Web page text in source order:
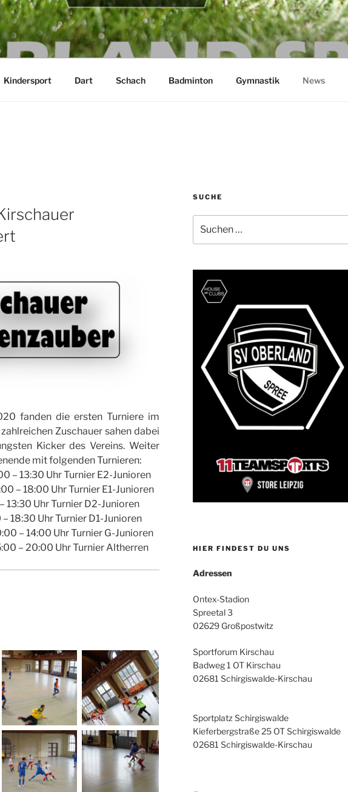
SPREE E.V.
Kindersport Dart Schach Badminton Gymnastik News
fanden die ersten Turniere im
Zuschauer sahen dabei
Kicker des Vereins. Weiter
mit folgenden Turnieren:
– 13:30 Uhr Turnier E2-Junioren
– 18:00 Uhr Turnier E1-Junioren
13:30 Uhr Turnier D2-Junioren
18:30 Uhr Turnier D1-Junioren
– 14:00 Uhr Turnier G-Junioren
– 20:00 Uhr Turnier Altherren
SUCHE
nach:
HIER FINDEST DU UNS
Adressen
Ontex-Stadion
Spreetal 3
02629 Großpostwitz
Sportforum Kirschau
Badweg 1 OT Kirschau
02681 Schirgiswalde-Kirschau
Sportplatz Schirgiswalde
Kieferbergstraße 25 OT Schirgiswalde
02681 Schirgiswalde-Kirschau